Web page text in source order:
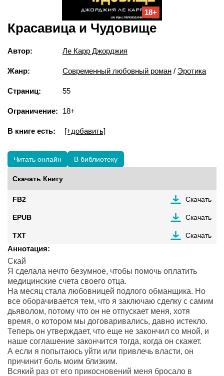
18+
Красавица и Чудовище
Автор: Ле Карр Джорджия
Жанр: Современный любовный роман / Эротика
Страниц: 55
Ограничение: 18+
В книге есть: [+добавить]
Читать онлайн В библиотеку
Скачать Книгу
FB2 Скачать
EPUB Скачать
TXT Скачать
Аннотация:
Скай
Я сделала нечто безумное, чтобы помочь оплатить
медицинские счета своего отца.
На месяц стала любовницей подлого обманщика. Но
все оборачивается тем, что я заключаю сделку с самим
дьяволом, потому что он не отпускает меня, хотя
время, о котором мы договаривались, давно истекло.
Теперь он утверждает, что еще не закончил со мной, и
наше соглашение закончится тогда, когда он скажет.
А если я попытаюсь уйти или привлечь власти, он
причинит боль моим близким.
Всякий раз от его прикосновений меня бросало в